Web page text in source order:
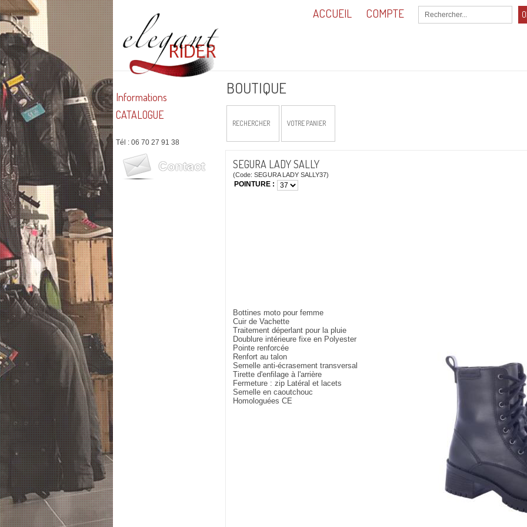
ACCUEIL COMPTE
Informations
CATALOGUE
Tél : 06 70 27 91 38
BOUTIQUE
RECHERCHER VOTRE PANIER
SEGURA LADY SALLY
(Code: SEGURA LADY SALLY37)
POINTURE :
Bottines moto pour femme
Cuir de Vachette
Traitement déperlant pour la pluie
Doublure intérieure fixe en Polyester
Pointe renforcée
Renfort au talon
Semelle anti-écrasement transversal
Tirette d'enfilage à l'arrière
Fermeture : zip Latéral et lacets
Semelle en caoutchouc
Homologuées CE